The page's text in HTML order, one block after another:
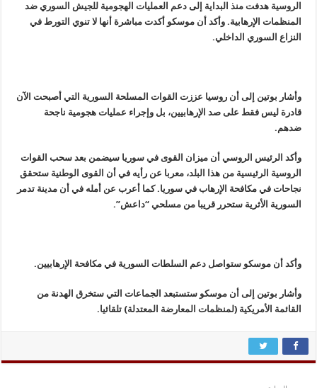
الروسية هدفت منذ البداية إلى دعم العمليات الهجومية للجيش السوري ضد
المنظمات الإرهابية. وأكد أن موسكو أكدت مباشرة أنها لا تنوي التورط في
النزاع السوري الداخلي.
وأشار بوتين إلى أن روسيا عززت القوات المسلحة السورية التي أصبحت الآن
قادرة ليس فقط على صد الإرهابيين، بل وإجراء عمليات هجومية ناجحة
ضدهم.
وأكد الرئيس الروسي أن ميزان القوى في سوريا سيضمن بعد سحب القوات
الروسية الرئيسية من هذا البلد، معربا عن رأيه في أن القوى الوطنية ستحقق
نجاحات في مكافحة الإرهاب في سوريا. كما أعرب عن أمله في أن مدينة تدمر
السورية الأثرية ستحرر قريبا من مسلحي “داعش”.
وأكد أن موسكو ستواصل دعم السلطات السورية في مكافحة الإرهابيين.
وأشار بوتين إلى أن موسكو ستستبعد الجماعات التي ستخرق الهدنة من
القائمة الأمريكية (لمنظمات المعارضة المعتدلة) تلقائيا.